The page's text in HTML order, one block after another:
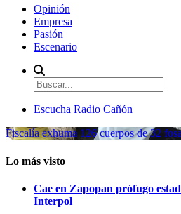
Opinión
Empresa
Pasión
Escenario
Escucha Radio Cañón
Fiscalía exhuma 126 cuerpos de 32
Lo más visto
Cae en Zapopan prófugo
Interpol